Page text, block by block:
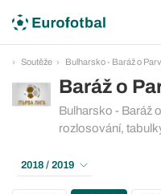
Soutěže Bulharsko - Baráž o
Baráž o
Bulharsko - Baráž
rozlosování,
2018 / 2019